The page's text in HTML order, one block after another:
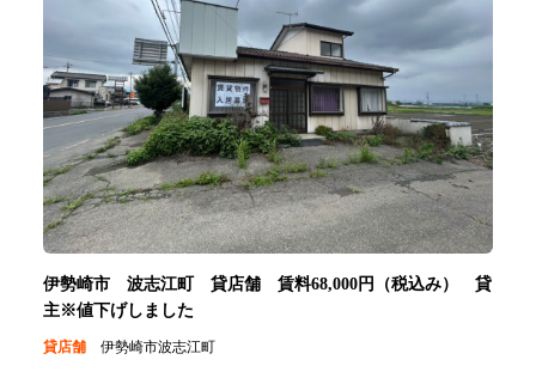
伊勢崎市 波志江町 貸店舗 賃料68,000円（税込み） 貸
主※値下げしました
貸店舗 伊勢崎市波志江町